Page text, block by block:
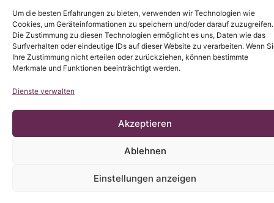
Um die besten Erfahrungen zu bieten, verwenden wir Technologien wie
Cookies, um Geräteinformationen zu speichern und/oder darauf zuzugreifen.
Die Zustimmung zu diesen Technologien ermöglicht es uns, Daten wie das
Surfverhalten oder eindeutige IDs auf dieser Website zu verarbeiten. Wenn
Ihre Zustimmung nicht erteilen oder zurückziehen, können bestimmte
Merkmale und Funktionen beeinträchtigt werden.
Dienste verwalten
Akzeptieren
Ablehnen
Einstellungen anzeigen
© Copyright Institut Chiari 2025
Das Institut Chiari & Siringomielia & Escoliosis de Barcelona
(ICSEB) erfüllt die EU Verordnung 2016/679 (DSGVO).
Der Inhalt dieser Webseite ist eine nicht-offizielle Übersetzung
der Originalinhaltes der spanischen Webseite; das Institut
Chiari & Siringomielia & Escoliosis de Barcelona stellt die
Übersetzung zur Verfügung, um allen Nutzern der Webseite ein
besseres Verständnis zu ermöglichen.